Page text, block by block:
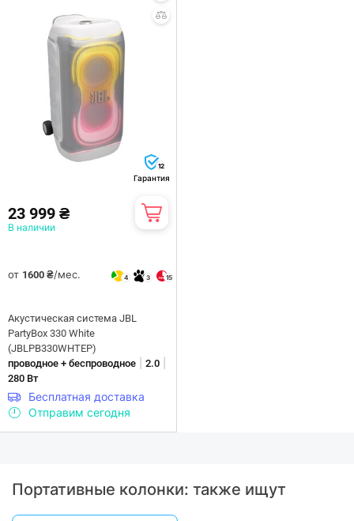
12
Гарантия
23 999 ₴
В наличии
от 1600 ₴/мес. 4 3 15
Акустическая система JBL
PartyBox 330 White
(JBLPB330WHTEP)
проводное + беспроводное
2.0
280 Вт
Бесплатная доставка
Отправим сегодня
Портативные колонки: также ищут